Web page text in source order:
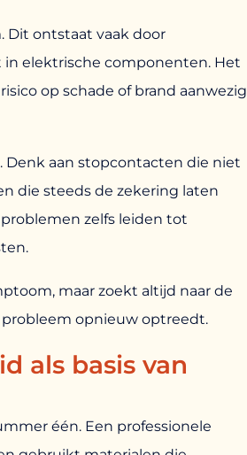
Dit ontstaat vaak door
in elektrische componenten. Het
op schade of brand aanwezig
aan stopcontacten die niet
die steeds de zekering laten
zelfs leiden tot
maar zoekt altijd naar de
opnieuw optreedt.
als basis van
één. Een professionele